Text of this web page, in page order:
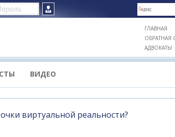
ГЛАВНАЯ
ОБРАТНАЯ
АДВОКАТЫ
ВИДЕО
виртуальной реальности?